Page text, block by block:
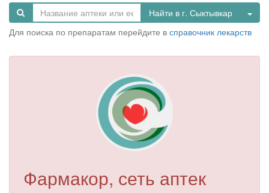
Найти в г. Сыктывкар
Для поиска по препаратам перейдите в справочник лекарств
Фармакор, сеть аптек